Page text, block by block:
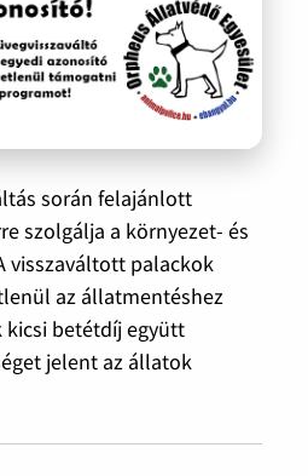
során felajánlott
szolgálja a környezet- és
visszaváltott palackok
az állatmentéshez
kicsi betétdíj együtt
jelent az állatok